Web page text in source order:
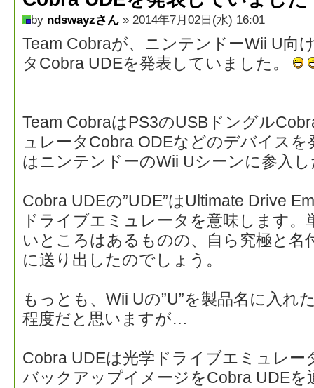
by ndswayzさん » 2014年7月02日(水) 16:01
Team Cobraが、ニンテンドーWii U向
タCobra UDEを発表していました。
Team CobraはPS3のUSBドングル
ュレータCobra ODEなどのデバイス
はニンテンドーのWii Uシーンに参入
Cobra UDEの”UDE”はUltimate Drive
ドライブエミュレータを意味します
いところはあるものの、自ら究極と名
に送り出したのでしょう。
もっとも、Wii Uの”U”を製品名に入れ
程度だと思いますが…
Cobra UDEは光学ドライブエミュレー
バックアップイメージをCobra UDEを